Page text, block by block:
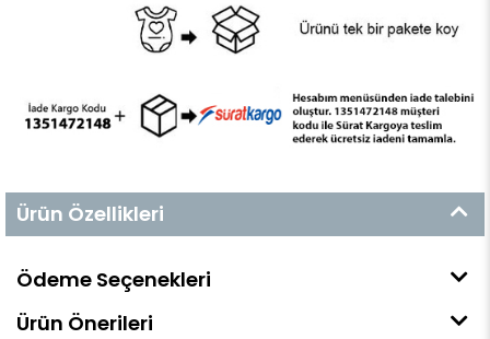
Ürün Özellikleri
Ödeme Seçenekleri
Ürün Önerileri